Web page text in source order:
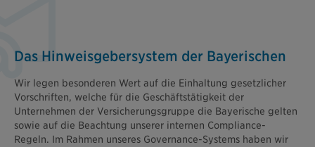
Das Hinweisgebersystem der Bayerischen
Wir legen besonderen Wert auf die Einhaltung gesetzlicher
Vorschriften, welche für die Geschäftstätigkeit der
Unternehmen der Versicherungsgruppe die Bayerische gelten
sowie auf die Beachtung unserer internen Compliance-
Regeln. Im Rahmen unseres Governance-Systems haben wir